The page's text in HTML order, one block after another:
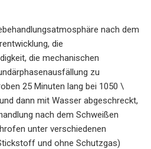
nach dem
die
die mechanischen
zu
25 Minuten lang bei 1050 \
dann mit Wasser abgeschreckt,
nach dem Schweißen
unter verschiedenen
und ohne Schutzgas)